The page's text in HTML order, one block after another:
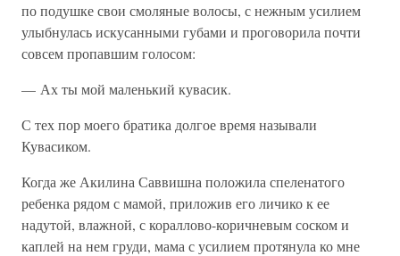
по подушке свои смоляные волосы, с нежным усилием
улыбнулась искусанными губами и проговорила почти
совсем пропавшим голосом:
— Ах ты мой маленький кувасик.
С тех пор моего братика долгое время называли
Кувасиком.
Когда же Акилина Саввишна положила спеленатого
ребенка рядом с мамой, приложив его личико к ее
надутой, влажной, с кораллово-коричневым соском и
каплей на нем груди, мама с усилием протянула ко мне